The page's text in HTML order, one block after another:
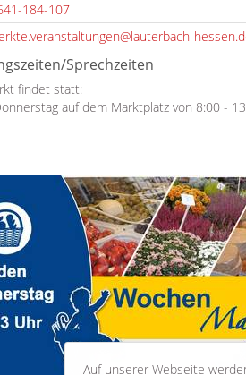
Auf unserer Webseite
184-107
Sprechzeiten
findet statt:
auf dem Marktplatz von 8:00 -